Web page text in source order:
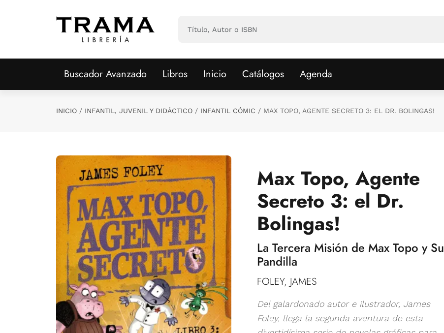
Buscador Avanzado Libros Inicio Catálogos Agenda
INICIO INFANTIL, JUVENIL Y DIDÁCTICO INFANTIL CÓMIC MAX TOPO, AGENTE SECRETO 3: EL DR. BOLINGAS!
Max Topo, Agente
Secreto 3: el Dr.
Bolingas!
La Tercera Misión de Max Topo y Su
Pandilla
FOLEY, JAMES
Del galardonado autor e ilustrador, James
Foley, llega la segunda aventura de esta